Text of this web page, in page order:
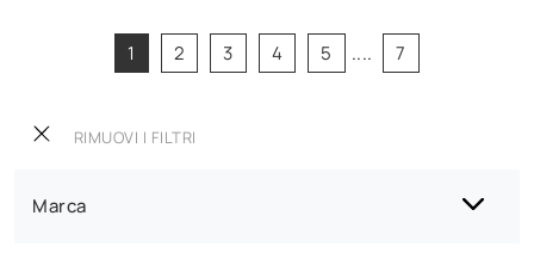
RIMUOVI I FILTRI
Marca
1 2 3 4 5 .... 7